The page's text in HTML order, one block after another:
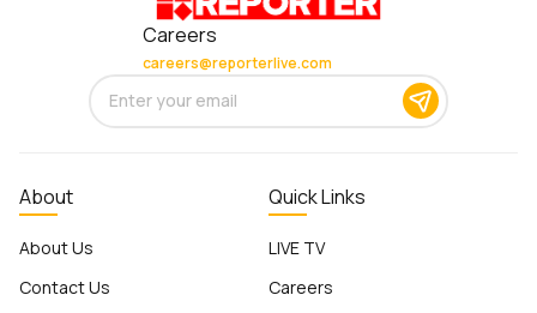
Careers
careers@reporterlive.com
About
About Us
Contact Us
Quick Links
LIVE TV
Careers